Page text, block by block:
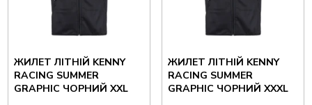
ЖИЛЕТ ЛІТНІЙ KENNY
RACING SUMMER
GRAPHIC ЧОРНИЙ XXL
ЖИЛЕТ ЛІТНІЙ KENNY
RACING SUMMER
GRAPHIC ЧОРНИЙ XXXL